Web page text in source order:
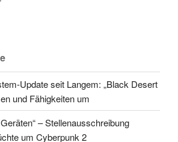
Update seit Langem: „Black Desert
und Fähigkeiten um
– Stellenausschreibung
um Cyberpunk 2